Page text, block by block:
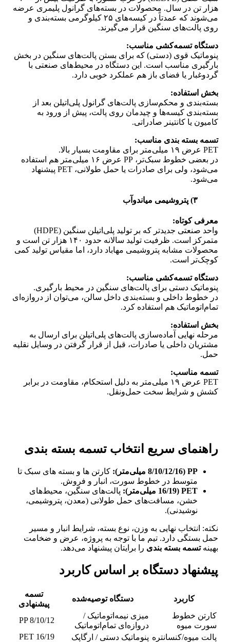
هزار تن در سال. محصولات در بسته‌های گرانول پلیمری عرضه
می‌شوند که عمدتاً در کیسه‌های ۲۵ کیلوگرمی بسته‌بندی و
روی پالت‌های سنگین قرار می‌گیرند.
دستگاه تسمه‌کشی مناسب:
پنوماتیک قوی (دستی) که برای بستن پالت‌های سنگین در بخش
بارگیری مناسب است. این دستگاه در محیط‌های صنعتی با
گردوغبار یا فضای باز هم عملکرد خوبی دارد.
بخش استفاده:
بسته‌بندی و محکم‌سازی پالت‌های گرانول پلی‌اتیلن بعد از
بسته‌بندی کیسه‌ها و چیدمان روی پالت، پیش از ورود به
کامیون یا کانتینر صادراتی.
تسمه بسته بندی مناسب:
PET عرض ۱۹ میلی‌متر برای مقاومت بسیار بالا.
در بعضی خطوط سبک‌تر، PP عرض ۱۶ میلی‌متر هم استفاده
می‌شود، ولی برای صادرات یا حمل طولانی، PET پیشنهاد
می‌شود.
معرفی کوتاه:
واحد صنعتی جدیدتر که بر تولید پلی‌اتیلن سنگین (HDPE)
متمرکز است. ظرفیت تولید سالانه حدود ۱۴۰ هزار تن است و
محصولات مشابه پتروشیمی مهاباد دارد، اما مقیاس تولید کمی
کوچک‌تر است.
دستگاه تسمه‌کشی مناسب:
پنوماتیک دستی برای پالت‌های سنگین در محیط بارگیری.
در خطوط داخلی و بسته‌بندی داخل سالن، می‌توان از دروازه‌ای
تمام‌اتوماتیک هم استفاده کرد.
بخش استفاده:
مرحله نهایی آماده‌سازی پالت‌های پلی‌اتیلن برای ارسال به
مشتریان داخلی یا صادرات، قبل از قرار گرفتن در وسایل نقلیه
حمل.
تسمه مناسب:
PET عرض ۱۹ میلی‌متر به دلیل استحکام، مقاومت در برابر
کشش و شرایط سخت حمل‌ونقل.
راهنمای سریع انتخاب تسمه بسته بندی
PP (8/10/12/16 میلی‌متر):
کارتن‌ ها و بسته‌ های سبک تا
متوسط در خطوط سورت، انبار و فروش.
PET (16/19 میلی‌متر):
پالت‌های سنگین، محیط‌های
خشن، مسافت‌های حمل طولانی (معدن، پتروشیمی،
نوشیدنی).
نکته: انتخاب نهایی به وزن، نوع بسته، شرایط انبار و مسیر
حمل بستگی دارد. تیم ما با توجه به پروژه، عرض و ضخامت
بهینهتسمه بسته بندی را برایتان پیشنهاد می‌دهد.
پیشنهاد دستگاه بر اساس کاربرد
کاربرد دستگاه توصیه‌شده
تسمه
پیشنهادی
کارتن خطوط
سورت میوه
میزی نیمه‌اتوماتیک /
دروازه‌ای تمام‌اتوماتیک
PP 8/10/12
پالت میوه/کنسانتره پنوماتیک دستی / ارگاپک
PET 16/19